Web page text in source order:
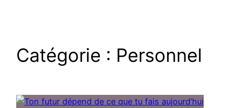
Catégorie : Personnel